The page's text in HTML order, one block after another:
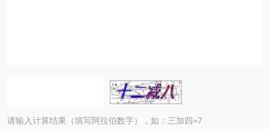
请输入计算结果（填写阿拉伯数字），如：三加四=7